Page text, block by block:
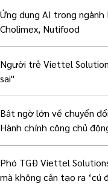
Ứng dụng AI trong ngành
Cholimex, Nutifood
Người trẻ Viettel
sai"
Bất ngờ lớn về chuyển
Hành chính công chủ
Phó TGĐ Viettel
mà không cần tạo ra ‘cú